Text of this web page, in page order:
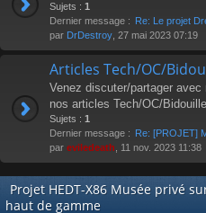
Sujets : 1
Dernier message : Re: Le projet
par DrDestroy , 27 mai 2023 07:19
Articles Tech/OC/
Venez discuter/partager
nos articles Tech/OC/
Sujets : 1
Dernier message : Re: [PROJET]
par eviledeath , 11 nov. 2023 11:38
Projet HEDT-X86 Musée privé
haut de gamme